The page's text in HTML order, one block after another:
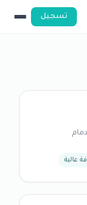
تسجيل
عالية